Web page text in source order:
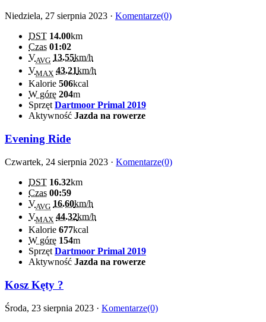
Niedziela, 27 sierpnia 2023 · Komentarze(0)
DST 14.00km
Czas 01:02
VAVG 13.55km/h
VMAX 43.21km/h
Kalorie 506kcal
W górę 204m
Sprzęt Dartmoor Primal 2019
Aktywność Jazda na rowerze
Evening Ride
Czwartek, 24 sierpnia 2023 · Komentarze(0)
DST 16.32km
Czas 00:59
VAVG 16.60km/h
VMAX 44.32km/h
Kalorie 677kcal
W górę 154m
Sprzęt Dartmoor Primal 2019
Aktywność Jazda na rowerze
Kosz Kęty ?
Środa, 23 sierpnia 2023 · Komentarze(0)